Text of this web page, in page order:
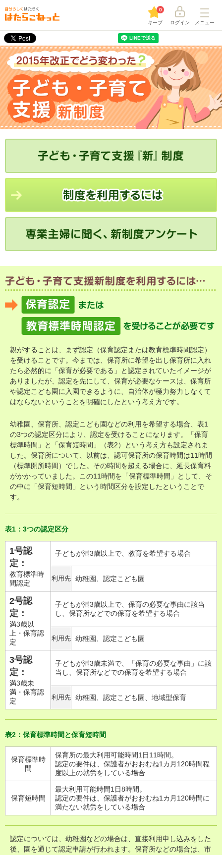
キープ
0
ログイン メニュー
親がすることは、まず認定（保育認定または教育標準時間認定）
を受けることです。今までは、保育所に希望を出し保育所に入れ
たら必然的に「保育が必要である」と認定されていたイメージが
ありましたが、認定を先にして、保育が必要なケースは、保育所
や認定こども園に入園できるように、自治体が極力努力しなくて
はならないということを明確にしたという考え方です。
幼稚園、保育所、認定こども園などの利用を希望する場合、表1
の3つの認定区分により、認定を受けることになります。「保育
標準時間」と「保育短時間」（表2）という考え方も設定されま
した。保育所について、以前は、認可保育所の保育時間は11時間
（標準開所時間）でした。その時間を超える場合に、延長保育料
がかかっていました。この11時間を「保育標準時間」として、そ
の中に「保育短時間」という時間区分を設定したということで
す。
表1：3つの認定区分
1号認
定：
教育標準時
間認定
子どもが満3歳以上で、教育を希望する場合
利用先 幼稚園、認定こども園
2号認
定：
満3歳以
上・保育認
定
子どもが満3歳以上で、保育の必要な事由に該当
し、保育所などでの保育を希望する場合
利用先 幼稚園、認定こども園
3号認
定：
満3歳未
満・保育認
定
子どもが満3歳未満で、「保育の必要な事由」に該
当し、保育所などでの保育を希望する場合
利用先 幼稚園、認定こども園、地域型保育
表2：保育標準時間と保育短時間
保育標準時
間
保育所の最大利用可能時間1日11時間。
認定の要件は、保護者がおおむね1カ月120時間程
度以上の就労をしている場合
保育短時間
最大利用可能時間1日8時間。
認定の要件は、保護者がおおむね1カ月120時間に
満たない就労をしている場合
認定については、幼稚園などの場合は、直接利用申し込みをした
後、園を通じて認定申請が行われます。保育所などの場合は、市